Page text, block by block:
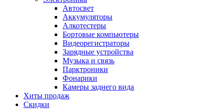
Автосвет
Аккумуляторы
Алкотестеры
Бортовые компьютеры
Видеорегистраторы
Зарядные устройства
Музыка и связь
Парктроники
Фонарики
Камеры заднего вида
Хиты продаж
Скидки